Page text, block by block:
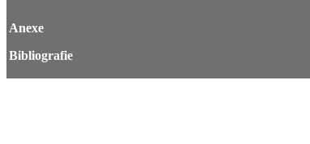
Anexe
Bibliografie